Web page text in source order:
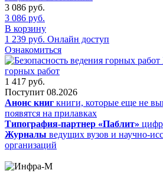
3 086 руб.
3 086 руб.
В корзину
1 239 руб. Онлайн доступ
Ознакомиться
горных работ
1 417 руб.
Поступит 08.2026
Анонс книг книги, которые еще не
появятся на прилавках
Типография-партнер «Паблит»
Журналы ведущих вузов и научно-
организаций